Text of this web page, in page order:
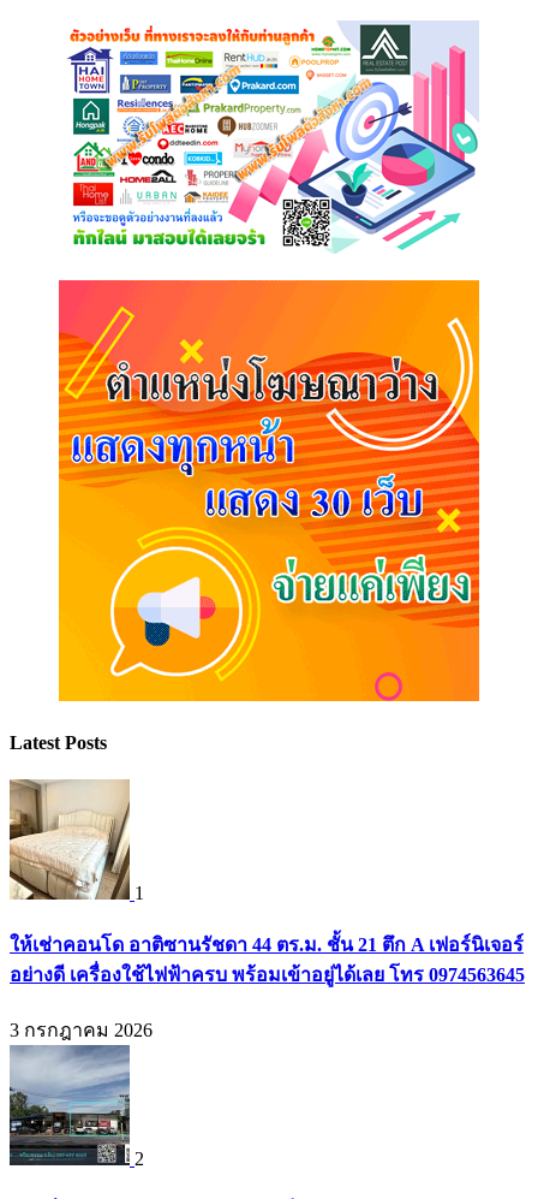
Latest Posts
1
ให้เช่าคอนโด อาติซานรัชดา 44 ตร.ม. ชั้น 21 ตึก A เฟอร์นิเจอร์
อย่างดี เครื่องใช้ไฟฟ้าครบ พร้อมเข้าอยู่ได้เลย โทร 0974563645
3 กรกฎาคม 2026
2